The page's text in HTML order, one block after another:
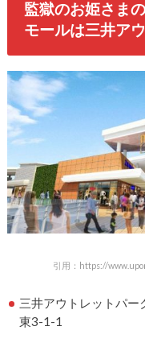
監獄のお姫さま
モールは三井ア
引用：https://
三井アウトレットパー
東3-1-1